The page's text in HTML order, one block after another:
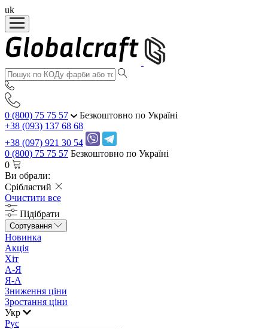
uk
0 (800) 75 75 57
Безкоштовно по Україні
+38 (093) 137 68 68
+38 (097) 921 30 54
0 (800) 75 75 57 Безкоштовно по Україні
0
Ви обрали:
Сріблястий
Очистити все
Підібрати
Сортування
Новинка
Акція
Хіт
А-Я
Я-А
Зниження ціни
Зростання ціни
Укр
Рус